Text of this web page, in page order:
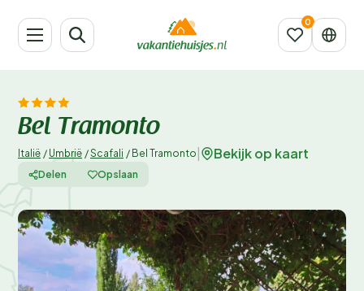
Bel Tramonto
Italië / Umbrië /Scafali / Bel Tramonto Bekijk op kaart
Delen Opslaan